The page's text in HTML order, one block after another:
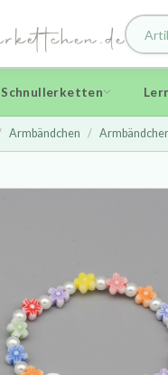
Schnullerketten
Armbändchen